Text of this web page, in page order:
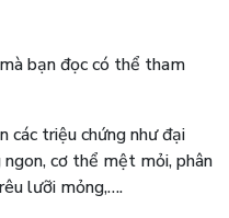
bạn đọc có thể tham
các triệu chứng như đại
cơ thể mệt mỏi, phân
lưỡi mỏng,….